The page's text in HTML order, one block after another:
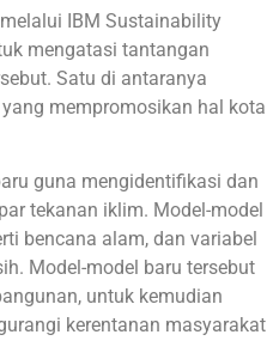
IBM Sustainability
mengatasi tantangan
Satu di antaranya
mempromosikan hal kota
guna mengidentifikasi dan
tekanan iklim. Model-model
bencana alam, dan variabel
Model-model baru tersebut
untuk kemudian
kerentanan masyarakat